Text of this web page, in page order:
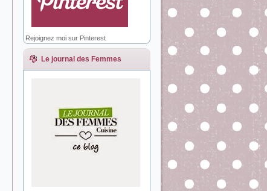
Rejoignez moi sur Pinterest
Le journal des Femmes